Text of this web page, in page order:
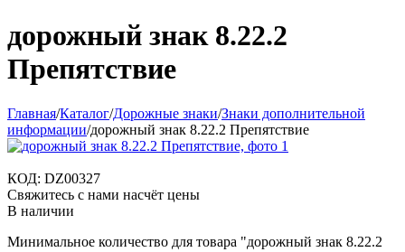
дорожный знак 8.22.2
Препятствие
Главная/Каталог/Дорожные знаки/Знаки дополнительной
информации/дорожный знак 8.22.2 Препятствие
КОД: DZ00327
Свяжитесь с нами насчёт цены
В наличии
Минимальное количество для товара "дорожный знак 8.22.2